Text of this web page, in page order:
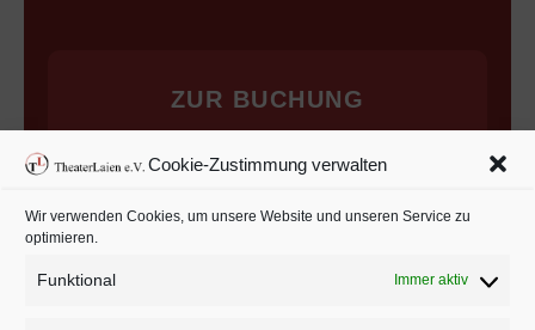
Cookie-Zustimmung verwalten
Wir verwenden Cookies, um unsere Website und unseren Service zu
optimieren.
Funktional Immer aktiv
ZUR BUCHUNG